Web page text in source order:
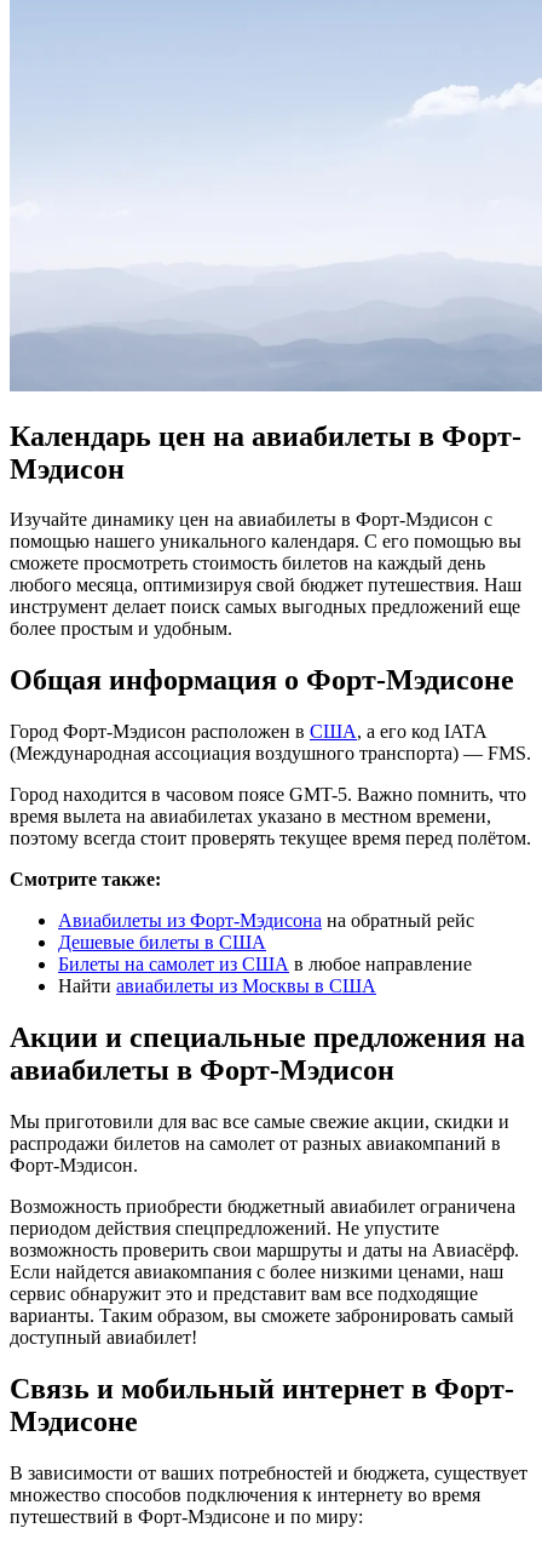
Календарь цен на авиабилеты в Форт-
Мэдисон
Изучайте динамику цен на авиабилеты в Форт-Мэдисон с
помощью нашего уникального календаря. С его помощью вы
сможете просмотреть стоимость билетов на каждый день
любого месяца, оптимизируя свой бюджет путешествия. Наш
инструмент делает поиск самых выгодных предложений еще
более простым и удобным.
Общая информация о Форт-Мэдисоне
Город Форт-Мэдисон расположен в США, а его код IATA
(Международная ассоциация воздушного транспорта) — FMS.
Город находится в часовом поясе GMT-5. Важно помнить, что
время вылета на авиабилетах указано в местном времени,
поэтому всегда стоит проверять текущее время перед полётом.
Смотрите также:
Авиабилеты из Форт-Мэдисона на обратный рейс
Дешевые билеты в США
Билеты на самолет из США в любое направление
Найти авиабилеты из Москвы в США
Акции и специальные предложения на
авиабилеты в Форт-Мэдисон
Мы приготовили для вас все самые свежие акции, скидки и
распродажи билетов на самолет от разных авиакомпаний в
Форт-Мэдисон.
Возможность приобрести бюджетный авиабилет ограничена
периодом действия спецпредложений. Не упустите
возможность проверить свои маршруты и даты на Авиасёрф.
Если найдется авиакомпания с более низкими ценами, наш
сервис обнаружит это и представит вам все подходящие
варианты. Таким образом, вы сможете забронировать самый
доступный авиабилет!
Связь и мобильный интернет в Форт-
Мэдисоне
В зависимости от ваших потребностей и бюджета, существует
множество способов подключения к интернету во время
путешествий в Форт-Мэдисоне и по миру: